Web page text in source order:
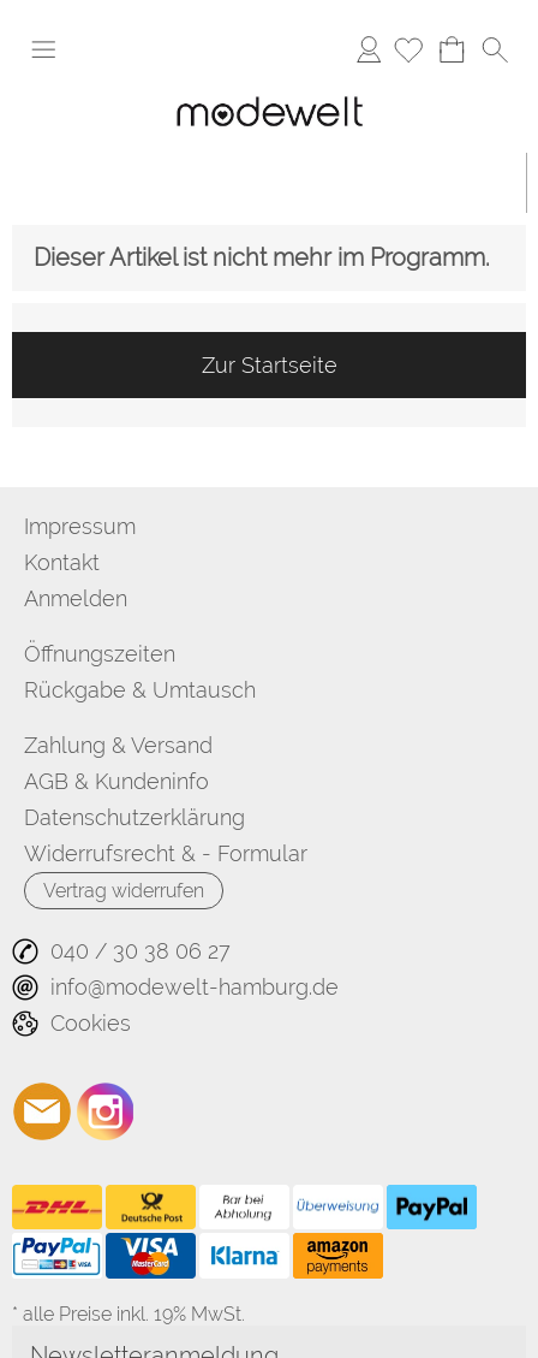
Anmelden
Dieser Artikel ist nicht mehr im Programm.
Zur Startseite
Impressum
Kontakt
Anmelden
Öffnungszeiten
Rückgabe & Umtausch
Zahlung & Versand
AGB & Kundeninfo
Datenschutzerklärung
Widerrufsrecht & - Formular
Vertrag widerrufen
040 / 30 38 06 27
info@modewelt-hamburg.de
Cookies
* alle Preise inkl. 19% MwSt.